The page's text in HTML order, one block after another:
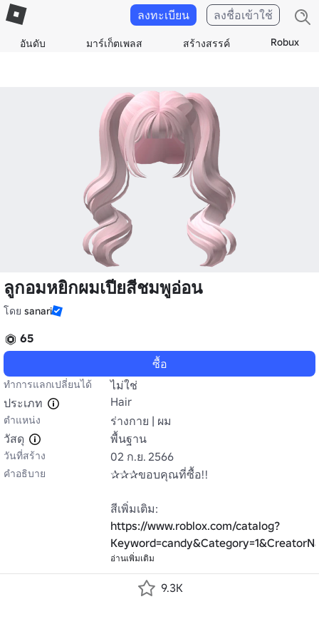
อันดับ มาร์เก็ตเพลส สร้างสรรค์ Robux
ลงทะเบียน ลงชื่อเข้าใช้
ลูกอมหยิกผมเปียสีชมพูอ่อน
โดย sanari
65
ซื้อ
ทำการแลกเปลี่ยนได้
ไม่ใช่
ประเภท
Hair
ตำแหน่ง
ร่างกาย | ผม
วัสดุ
พื้นฐาน
วันที่สร้าง 02 ก.ย. 2566
คำอธิบาย ✰✰✰ขอบคุณที่ซื้อ!!
https://www.roblox.com/catalog?
อ่านเพิ่มเติม
9.3K